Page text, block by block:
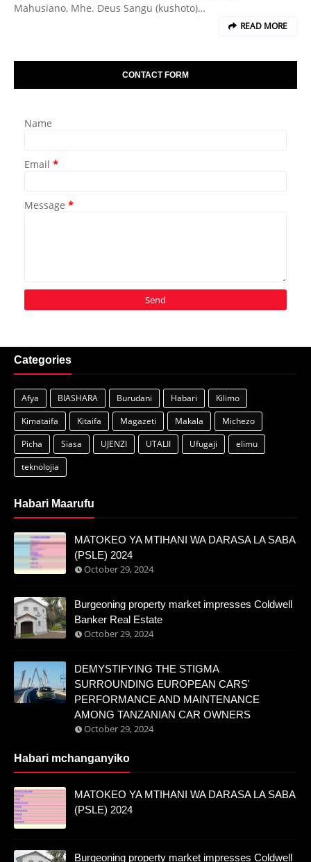
Mahusiano, Mhe. Deus Sangu (kushoto)…
READ MORE
CONTACT FORM
Name
Email *
Message *
Categories
Afya BIASHARA Burudani Habari
Kilimo
Kimataifa
Kitaifa Magazeti Makala
Michezo
Picha
Siasa UJENZI UTALII Ufugaji
elimu
teknolojia
Habari Maarufu
MATOKEO YA MTIHANI WA DARASA LA SABA
(PSLE) 2024
October 29, 2024
Burgeoning property market impresses Coldwell
Banker Real Estate
October 29, 2024
DEMYSTIFYING THE STIGMA
SURROUNDING EUROPEAN CARS'
PERFORMANCE AND MAINTENANCE
AMONG TANZANIAN CAR OWNERS
October 29, 2024
Habari mchanganyiko
MATOKEO YA MTIHANI WA DARASA LA SABA
(PSLE) 2024
Burgeoning property market impresses Coldwell